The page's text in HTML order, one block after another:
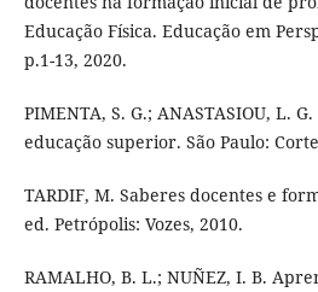
Educação Física. Educação em
p.1-13, 2020.
PIMENTA, S. G.; ANASTASIOU, L.
educação superior. São Paulo:
TARDIF, M. Saberes docentes e
ed. Petrópolis: Vozes, 2010.
RAMALHO, B. L.; NUÑEZ, I. B.